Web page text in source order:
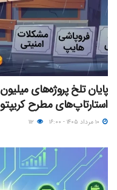
استارتاپ‌های مطرح کریپتو